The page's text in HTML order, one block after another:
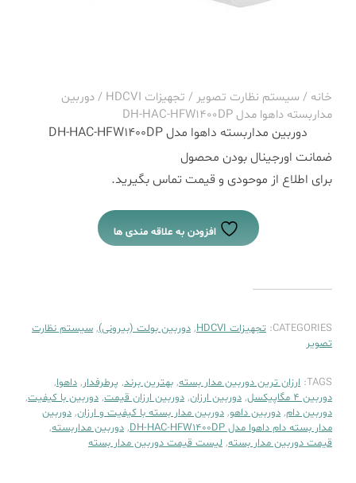
خانه / سیستم نظارت تصویر / تجهیزات HDCVI
/ دوربین
مداربسته داهوا مدل DH-HAC-HFW1400DP
دوربین مداربسته داهوا مدل DH-HAC-HFW1400DP
ضمانت اورجینال بودن محصول
برای اطلاع از موحودی و قیمت تماس بگیرید.
افزودن به علاقه مندی ها
CATEGORIES: تجهیزات HDCVI , دوربین بولت (بیرونی), سیستم نظارت
تصویر
TAGS: ارزان ترین دوربین مدار بسته, بهترین برند, پرطرفدار, داهوا,
دوربین 4 مگاپیکسل
, دوربین ارزان, دوربین ارزان قیمت, دوربین با کیفیت,
دوربین دام, دوربین داهو, دوربین مدار بسته با کیفیت و ارزان, دوربین
مدار بسته دام داهوا مدل DH-HAC-HFW1400DP
, دوربین مداربسته,
قیمت دوربین مدار بسته, لیست قیمت دوربین مدار بسته